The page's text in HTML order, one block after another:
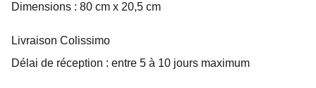
Dimensions : 80 cm x 20,5 cm
Livraison Colissimo
Délai de réception : entre 5 à 10 jours maximum